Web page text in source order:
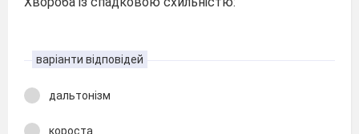
варіанти відповідей
дальтонізм
короста